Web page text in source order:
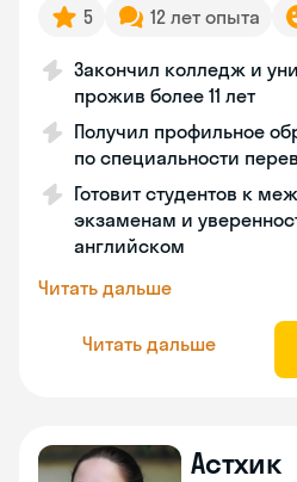
5 12 лет опыта
Закончил колледж и
прожив более 11 лет
Получил профильное
по специальности
Готовит студентов к
экзаменам и
английском
Читать дальше
Читать дальше
Астхик